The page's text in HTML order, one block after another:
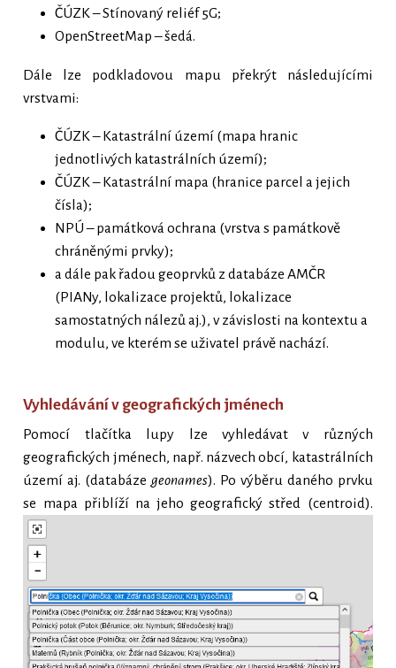
ČÚZK – Stínovaný reliéf 5G;
OpenStreetMap – šedá.
Dále lze podkladovou mapu překrýt následujícími
vrstvami:
ČÚZK – Katastrální území (mapa hranic
jednotlivých katastrálních území);
ČÚZK – Katastrální mapa (hranice parcel a jejich
čísla);
NPÚ – památková ochrana (vrstva s památkově
chráněnými prvky);
a dále pak řadou geoprvků z databáze AMČR
(PIANy, lokalizace projektů, lokalizace
samostatných nálezů aj.), v závislosti na kontextu a
modulu, ve kterém se uživatel právě nachází.
Vyhledávání v geografických jménech
Pomocí tlačítka lupy lze vyhledávat v různých
geografických jménech, např. názvech obcí, katastrálních
území aj. (databázegeonames). Po výběru daného prvku
se mapa přiblíží na jeho geografický střed (centroid).